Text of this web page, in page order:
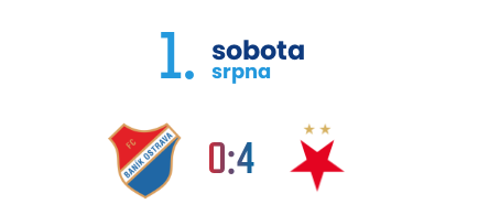
1. sobota
srpna
0:4